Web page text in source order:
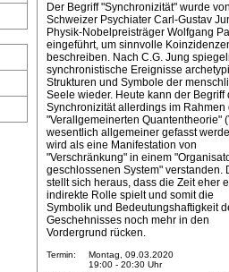
Der Begriff "Synchronizität" wurde
Schweizer Psychiater Carl-Gustav
Physik-Nobelpreisträger Wolfgang
eingeführt, um sinnvolle
beschreiben. Nach C.G. Jung
synchronistische Ereignisse
Strukturen und Symbole der
Seele wieder. Heute kann der Begriff
Synchronizität allerdings im Rahmen
"Verallgemeinerten Quantentheorie"
wesentlich allgemeiner gefasst
wird als eine Manifestation von
"Verschränkung" in einem
geschlossenen System" verstanden.
stellt sich heraus, dass die Zeit eher
indirekte Rolle spielt und somit die
Symbolik und Bedeutungshaftigkeit
Geschehnisses noch mehr in den
Vordergrund rücken.
Termin:
Montag, 09.03.2020
19:00 - 20:30 Uhr